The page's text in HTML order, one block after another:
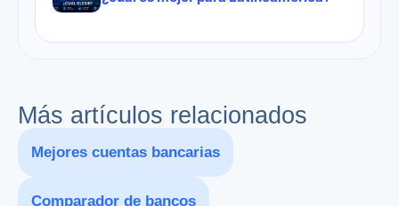
Más artículos relacionados
Mejores cuentas bancarias
Comparador de bancos